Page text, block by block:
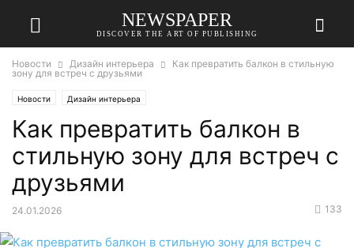
NEWSPAPER
DISCOVER THE ART OF PUBLISHING
Новости Дизайн интерьера
Как превратить балкон в стильную
зону для встреч с друзьями
Новости Дизайн интерьера
Как превратить балкон в
стильную зону для встреч с
друзьями
24.01.2026 133